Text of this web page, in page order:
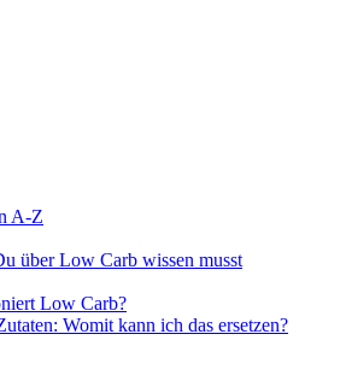
A-Z
über Low Carb wissen musst
Low Carb?
Womit kann ich das ersetzen?